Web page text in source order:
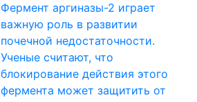
Фермент аргиназы-2 играет
важную роль в развитии
почечной недостаточности.
Ученые считают, что
блокирование действия этого
фермента может защитить от